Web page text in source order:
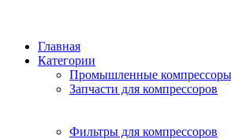
Главная
Категории
Промышленные компрессоры
Запчасти для компрессоров
Фильтры для компрессоров